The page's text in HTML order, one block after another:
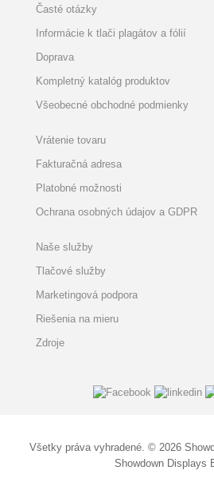
Časté otázky
Informácie k tlači plagátov a fólií
Doprava
Kompletný katalóg produktov
Všeobecné obchodné podmienky
Vrátenie tovaru
Fakturačná adresa
Platobné možnosti
Ochrana osobných údajov a GDPR
Naše služby
Tlačové služby
Marketingová podpora
Riešenia na mieru
Zdroje
Všetky práva vyhradené. © 2026
Showdown Displays